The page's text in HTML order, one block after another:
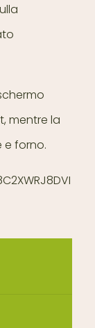
mentre la
e forno.